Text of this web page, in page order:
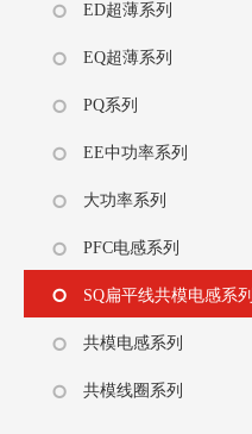
ED超薄系列
EQ超薄系列
PQ系列
EE中功率系列
大功率系列
PFC电感系列
SQ扁平线共模电感系列
共模电感系列
共模线圈系列